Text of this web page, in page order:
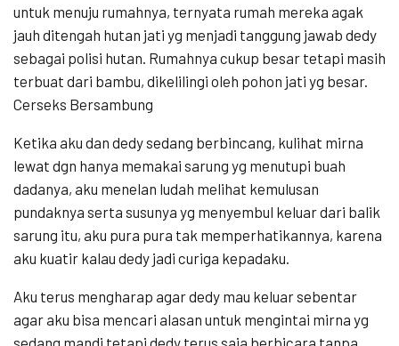
untuk menuju rumahnya, ternyata rumah mereka agak
jauh ditengah hutan jati yg menjadi tanggung jawab dedy
sebagai polisi hutan. Rumahnya cukup besar tetapi masih
terbuat dari bambu, dikelilingi oleh pohon jati yg besar.
Cerseks Bersambung
Ketika aku dan dedy sedang berbincang, kulihat mirna
lewat dgn hanya memakai sarung yg menutupi buah
dadanya, aku menelan ludah melihat kemulusan
pundaknya serta susunya yg menyembul keluar dari balik
sarung itu, aku pura pura tak memperhatikannya, karena
aku kuatir kalau dedy jadi curiga kepadaku.
Aku terus mengharap agar dedy mau keluar sebentar
agar aku bisa mencari alasan untuk mengintai mirna yg